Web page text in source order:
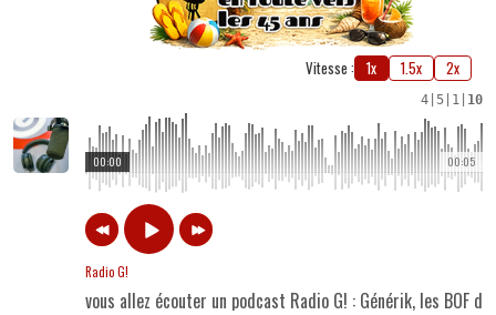
Vitesse : 1x 1.5x 2x
4 5 1 10
00:05
00:00
Radio G!
vous allez écouter un podcast Radio G! : Générik, les BOF